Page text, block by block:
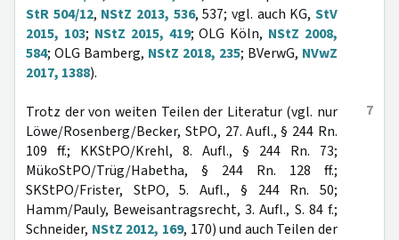
StR 504/12, NStZ 2013, 536, 537; vgl. auch KG,StV
2015, 103; NStZ 2015, 419; OLG Köln, NStZ 2008,
584; OLG Bamberg, NStZ 2018, 235; BVerwG, NVwZ
2017, 1388).
7
Trotz der von weiten Teilen der Literatur (vgl. nur
Löwe/Rosenberg/Becker, StPO, 27. Aufl., § 244 Rn.
109 ff.; KKStPO/Krehl, 8. Aufl., § 244 Rn. 73;
MükoStPO/Trüg/Habetha, § 244 Rn. 128 ff.;
SKStPO/Frister, StPO, 5. Aufl., § 244 Rn. 50;
Hamm/Pauly, Beweisantragsrecht, 3. Aufl., S. 84 f.;
Schneider, NStZ 2012, 169, 170) und auch Teilen der